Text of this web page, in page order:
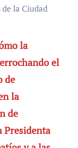
la Ciudad
la
el
de
la
de
Presidenta